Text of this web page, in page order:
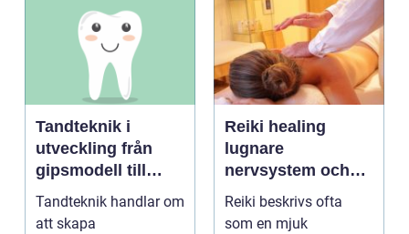
Tandteknik i
utveckling från
gipsmodell till
digitalt arbetsflöde
Tandteknik handlar om
att skapa
Reiki healing
lugnare
nervsystem och
djupare
återhämtning
Reiki beskrivs ofta
som en mjuk